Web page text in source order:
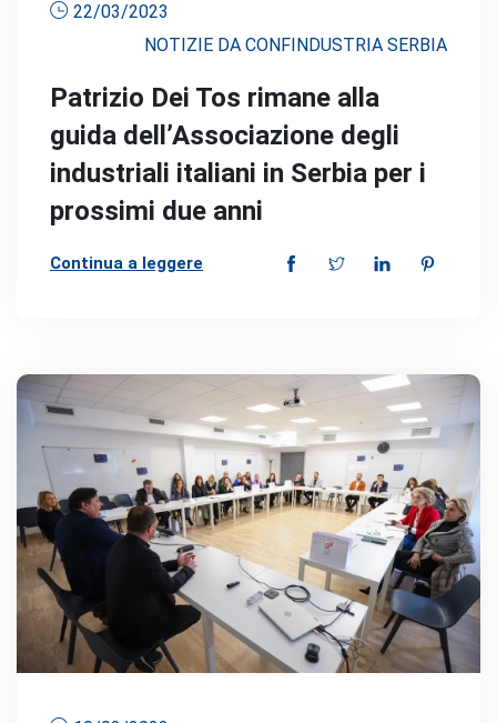
22/03/2023
NOTIZIE DA CONFINDUSTRIA SERBIA
Patrizio Dei Tos rimane alla
guida dell’Associazione degli
industriali italiani in Serbia per i
prossimi due anni
Continua a leggere